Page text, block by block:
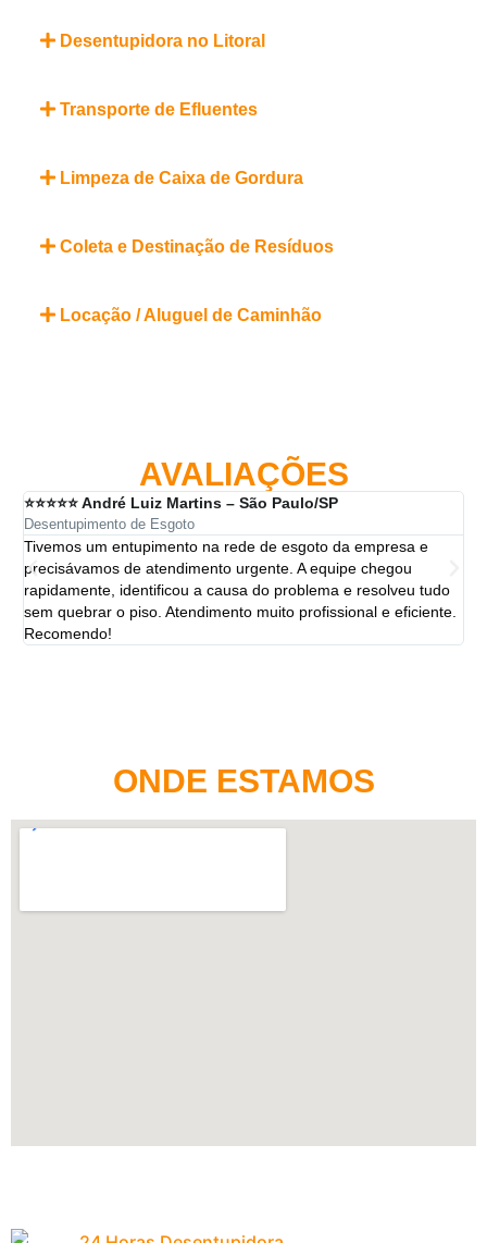
Desentupidora no Litoral
Transporte de Efluentes
Limpeza de Caixa de Gordura
Coleta e Destinação de Resíduos
Locação / Aluguel de Caminhão
AVALIAÇÕES
⭐⭐⭐⭐⭐ André Luiz Martins – São Paulo/SP
Desentupimento de Esgoto
Tivemos um entupimento na rede de esgoto da empresa e
precisávamos de atendimento urgente. A equipe chegou
rapidamente, identificou a causa do problema e resolveu tudo
sem quebrar o piso. Atendimento muito profissional e eficiente.
Recomendo!
ONDE ESTAMOS